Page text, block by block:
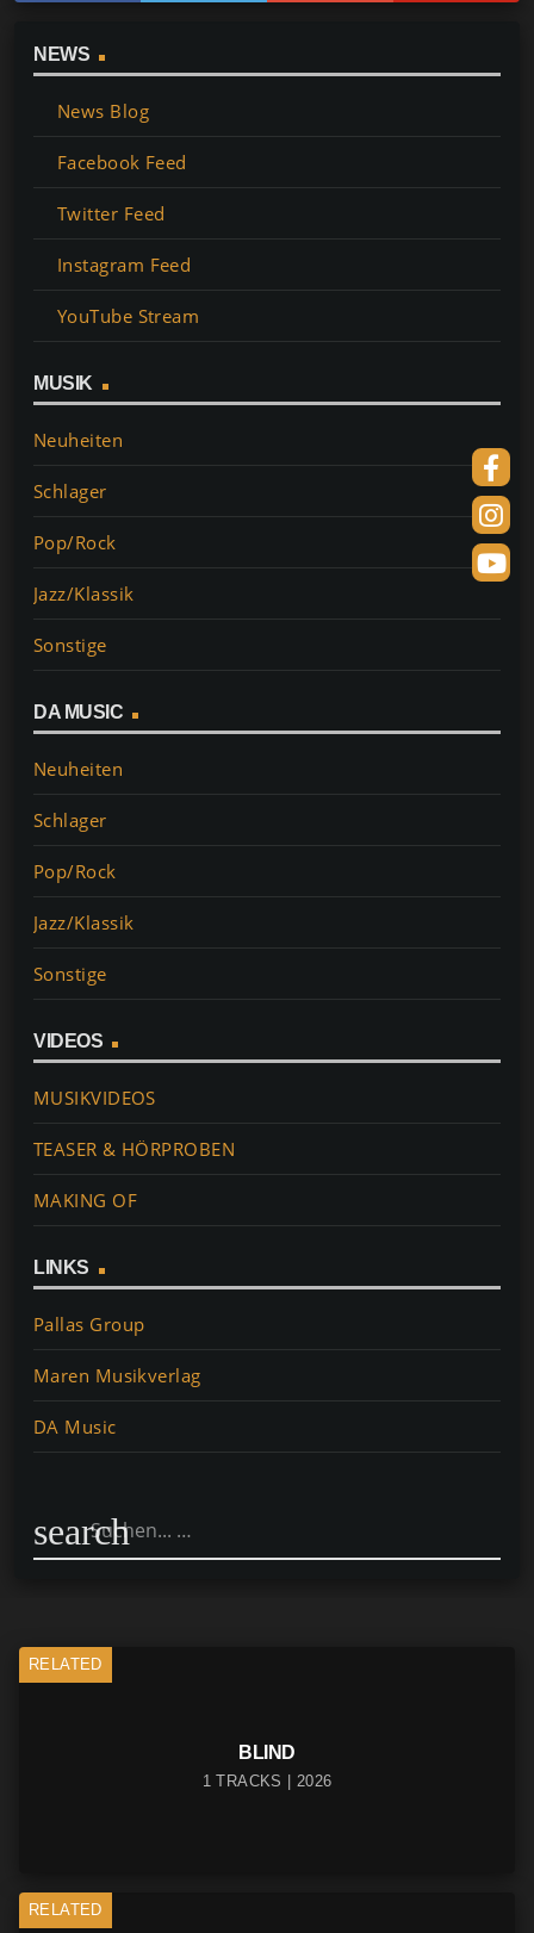
NEWS
News Blog
Facebook Feed
Twitter Feed
Instagram Feed
YouTube Stream
MUSIK
Neuheiten
Schlager
Pop/Rock
Jazz/Klassik
Sonstige
DA MUSIC
Neuheiten
Schlager
Pop/Rock
Jazz/Klassik
Sonstige
VIDEOS
MUSIKVIDEOS
TEASER & HÖRPROBEN
MAKING OF
LINKS
Pallas Group
Maren Musikverlag
DA Music
search
RELATED
BLIND
1 TRACKS | 2026
RELATED